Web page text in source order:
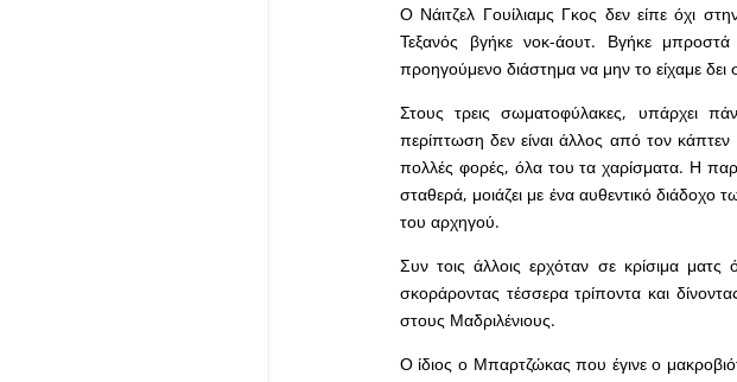
Ο Νάιτζελ Γουίλιαμς Γκος δεν είπε όχι
Τεξανός βγήκε νοκ-άουτ. Βγήκε
προηγούμενο διάστημα να μην το είχαμε
Στους τρεις σωματοφύλακες, υπάρχει
περίπτωση δεν είναι άλλος από τον
πολλές φορές, όλα του τα χαρίσματα. Η
σταθερά, μοιάζει με ένα αυθεντικό διάδοχο
του αρχηγού.
Συν τοις άλλοις ερχόταν σε κρίσιμα
σκοράροντας τέσσερα τρίποντα και
στους Μαδριλένιους.
Ο ίδιος ο Μπαρτζώκας που έγινε ο